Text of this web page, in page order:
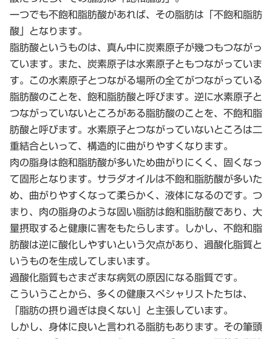
一つでも不飽和脂肪酸があれば、その脂肪は「不飽和脂肪
酸」となります。
脂肪酸というものは、真ん中に炭素原子が幾つもつながっ
ています。また、炭素原子は水素原子ともつながっていま
す。この水素原子とつながる場所の全てがつながっている
脂肪酸のことを、飽和脂肪酸と呼びます。逆に水素原子と
つながっていないところがある脂肪酸のことを、不飽和脂
肪酸と呼びます。水素原子とつながっていないところは二
重結合といって、構造的に曲がりやすくなります。
肉の脂身は飽和脂肪酸が多いため曲がりにくく、固くなっ
て固形となります。サラダオイルは不飽和脂肪酸が多いた
め、曲がりやすくなって柔らかく、液体になるのです。つ
まり、肉の脂身のような固い脂肪は飽和脂肪酸であり、大
量摂取すると健康に害をもたらします。しかし、不飽和脂
肪酸は逆に酸化しやすいという欠点があり、過酸化脂質と
いうものを生成してしまいます。
過酸化脂質もさまざまな病気の原因になる脂質です。
こういうことから、多くの健康スペシャリストたちは、
「脂肪の摂り過ぎは良くない」と主張しています。
しかし、身体に良いと言われる脂肪もあります。その筆頭